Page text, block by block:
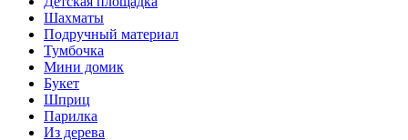
Шахматы
Подручный материал
Тумбочка
Мини домик
Букет
Шприц
Парилка
Из дерева